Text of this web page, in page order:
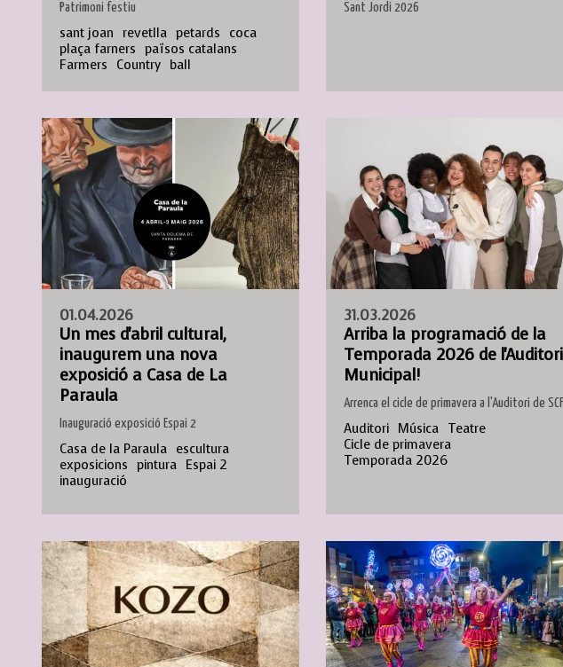
Patrimoni festiu
sant joan revetlla petards
coca
plaça farners països catalans
Farmers
Country ball
Sant Jordi 2026
01.04.2026
Un mes d'abril cultural,
inaugurem una nova
exposició a Casa de La
Paraula
Inauguració exposició Espai 2
Casa de la Paraula escultura
exposicions pintura Espai 2
inauguració
31.03.2026
Arriba la programació de la
Temporada 2026 de l'Auditori
Municipal!
Arrenca el cicle de primavera a l'Auditori de SCF
Auditori Música Teatre
Cicle de primavera
Temporada 2026